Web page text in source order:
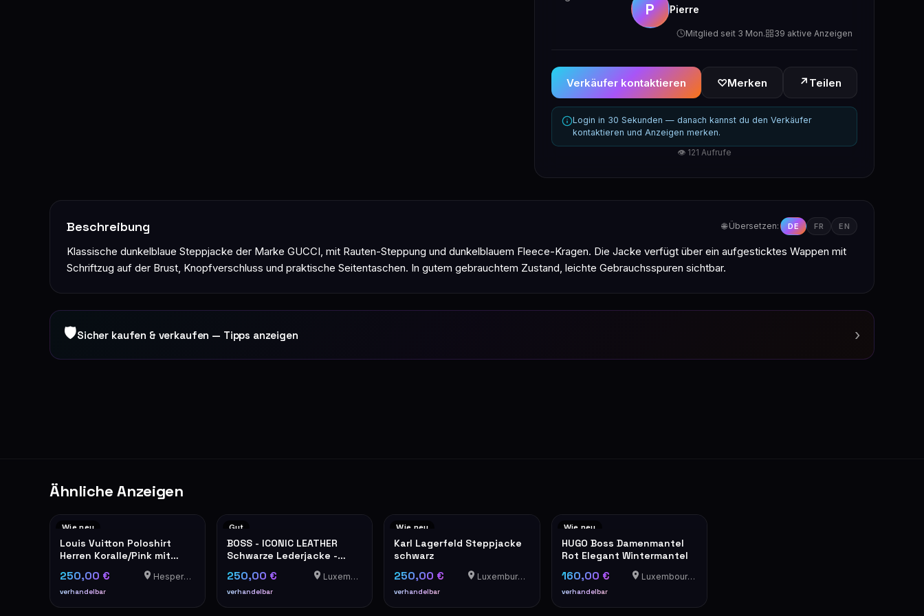
P Pierre
Mitglied seit 3 Mon. 39 aktive Anzeigen
Verkäufer kontaktieren ♡Merken ↗ Teilen
Login in 30 Sekunden — danach kannst du den Verkäufer
kontaktieren und Anzeigen merken.
👁 121 Aufrufe
Beschreibung 🌐 Übersetzen: DE FR EN
Klassische dunkelblaue Steppjacke der Marke GUCCI, mit Rauten-Steppung und dunkelblauem Fleece-Kragen. Die Jacke verfügt über ein aufgesticktes Wappen mit
Schriftzug auf der Brust, Knopfverschluss und praktische Seitentaschen. In gutem gebrauchtem Zustand, leichte Gebrauchsspuren sichtbar.
🛡Sicher kaufen & verkaufen — Tipps anzeigen ›
Ähnliche Anzeigen
Wie neu
Louis Vuitton Poloshirt
Herren Koralle/Pink mit
250,00 €
verhandelbar
Hesperange
Gut
BOSS - ICONIC LEATHER
Schwarze Lederjacke -
250,00 €
verhandelbar
Luxemburg
Wie neu
Karl Lagerfeld Steppjacke
schwarz
250,00 €
verhandelbar
Luxemburg-Cents
Wie neu
HUGO Boss Damenmantel
Rot Elegant Wintermantel
160,00 €
verhandelbar
Luxembourg-Cents